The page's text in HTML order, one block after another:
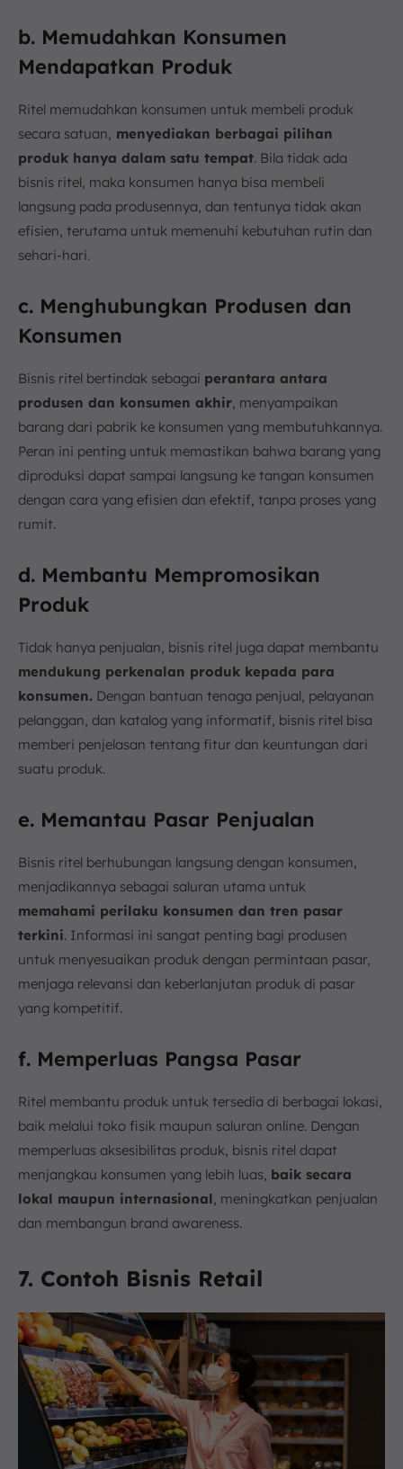
b. Memudahkan Konsumen
Mendapatkan Produk
Ritel memudahkan konsumen untuk membeli produk
secara satuan, menyediakan berbagai pilihan
produk hanya dalam satu tempat. Bila tidak ada
bisnis ritel, maka konsumen hanya bisa membeli
langsung pada produsennya, dan tentunya tidak akan
efisien, terutama untuk memenuhi kebutuhan rutin dan
sehari-hari.
c. Menghubungkan Produsen dan
Konsumen
Bisnis ritel bertindak sebagai perantara antara
produsen dan konsumen akhir , menyampaikan
barang dari pabrik ke konsumen yang membutuhkannya.
Peran ini penting untuk memastikan bahwa barang yang
diproduksi dapat sampai langsung ke tangan konsumen
dengan cara yang efisien dan efektif, tanpa proses yang
rumit.
d. Membantu Mempromosikan
Produk
Tidak hanya penjualan, bisnis ritel juga dapat membantu
mendukung perkenalan produk kepada para
konsumen. Dengan bantuan tenaga penjual, pelayanan
pelanggan, dan katalog yang informatif, bisnis ritel bisa
memberi penjelasan tentang fitur dan keuntungan dari
suatu produk.
e. Memantau Pasar Penjualan
Bisnis ritel berhubungan langsung dengan konsumen,
menjadikannya sebagai saluran utama untuk
memahami perilaku konsumen dan tren pasar
terkini. Informasi ini sangat penting bagi produsen
untuk menyesuaikan produk dengan permintaan pasar,
menjaga relevansi dan keberlanjutan produk di pasar
yang kompetitif.
f. Memperluas Pangsa Pasar
Ritel membantu produk untuk tersedia di berbagai lokasi,
baik melalui toko fisik maupun saluran online. Dengan
memperluas aksesibilitas produk, bisnis ritel dapat
menjangkau konsumen yang lebih luas, baik secara
lokal maupun internasional , meningkatkan penjualan
dan membangun brand awareness.
7. Contoh Bisnis Retail